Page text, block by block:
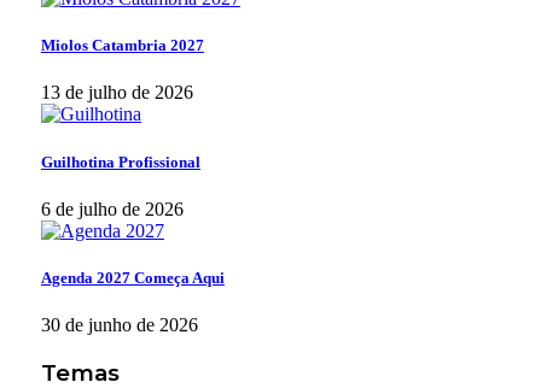
Miolos Catambria 2027
13 de julho de 2026
Guilhotina Profissional
6 de julho de 2026
Agenda 2027 Começa Aqui
30 de junho de 2026
Temas